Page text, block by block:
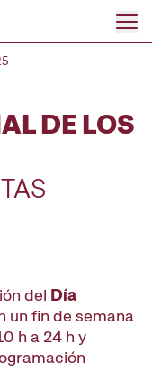
DE LOS
del Día
un fin de semana
h a 24 h y